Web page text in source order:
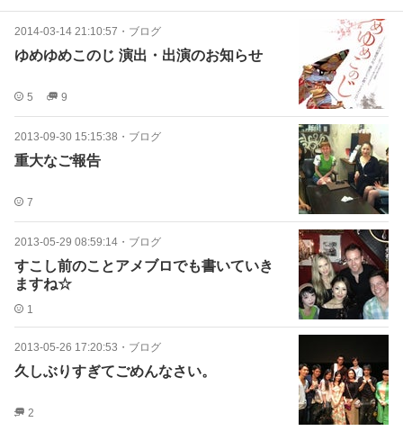
2014-03-14 21:10:57 ・ ブログ
ゆめゆめこのじ 演出・出演のお知らせ
5 9
2013-09-30 15:15:38 ・ ブログ
重大なご報告
7
2013-05-29 08:59:14 ・ ブログ
すこし前のことアメブロでも書いていき
ますね☆
1
2013-05-26 17:20:53 ・ ブログ
久しぶりすぎてごめんなさい。
2